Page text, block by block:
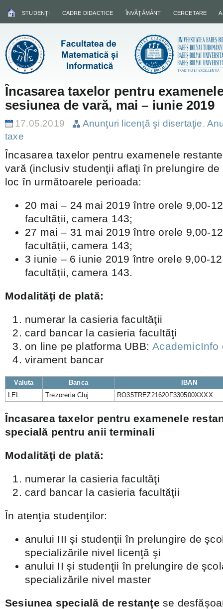
STUDENŢI CADRE DIDACTICE ÎNVĂŢĂMÂNT CERCETARE
Încasarea taxelor pentru
sesiunea de vară, mai – iunie 2019
17.05.2019 Anunţuri licenţă şi disertaţie,
taxe
Încasarea taxelor pentru examenele
vară (inclusiv studenţii aflaţi în prelungire
loc în următoarele perioada:
20 mai – 24 mai 2019 între orele 9,00-
facultății, camera 143;
27 mai – 31 mai 2019 între orele 9,00-
facultății, camera 143;
3 iunie – 6 iunie 2019 între orele 9,00-
facultății, camera 143.
Modalităţi de plată:
numerar la casieria facultăţii
card bancar la casieria facultăţi
on line pe platforma UBB:AcademicInfo
virament bancar
Valuta Banca
IBAN
LEI
Trezoreria Cluj RO35TREZ21620F330500XXXX
Încasarea taxelor pentru examenele
specială pentru anii terminali
Modalităţi de plată:
numerar la casieria facultăţi
card bancar la casieria facultăţii
În atenţia studenţilor:
anului III şi studenţii în prelungire de
specializările nivel licenţă şi
anului II şi studenţii în prelungire de
specializările nivel master
Sesiunea specială de restanţe se